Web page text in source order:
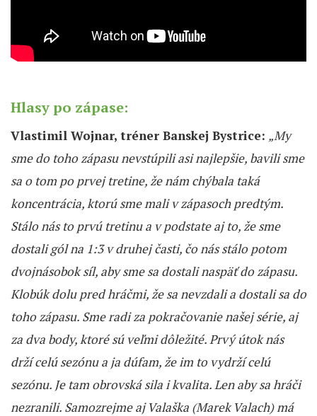
Hlasy po zápase:
Vlastimil Wojnar, tréner Banskej Bystrice: „My
sme do toho zápasu nevstúpili asi najlepšie, bavili sme
sa o tom po prvej tretine, že nám chýbala taká
koncentrácia, ktorú sme mali v zápasoch predtým.
Stálo nás to prvú tretinu a v podstate aj to, že sme
dostali gól na 1:3 v druhej časti, čo nás stálo potom
dvojnásobok síl, aby sme sa dostali naspäť do zápasu.
Klobúk dolu pred hráčmi, že sa nevzdali a dostali sa do
toho zápasu. Sme radi za pokračovanie našej série, aj
za dva body, ktoré sú veľmi dôležité. Prvý útok nás
drží celú sezónu a ja dúfam, že im to vydrží celú
sezónu. Je tam obrovská sila i kvalita. Len aby sa hráči
nezranili. Samozrejme aj Valaška (Marek Valach) má